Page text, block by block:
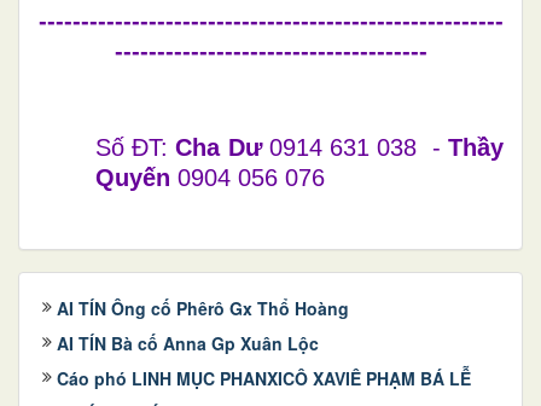
-------------------------------------------------------
-------------------------------------
Số ĐT:Cha Dư0914 631 038 -Thầy
Quyến 0904 056 076
AI TÍN Ông cố Phêrô Gx Thổ Hoàng
AI TÍN Bà cố Anna Gp Xuân Lộc
Cáo phó LINH MỤC PHANXICÔ XAVIÊ PHẠM BÁ LỄ